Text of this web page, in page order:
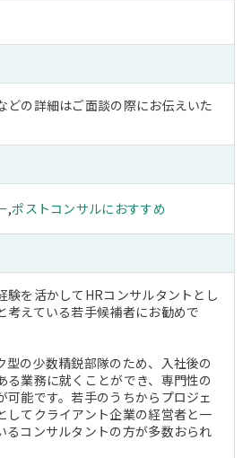
どの詳細はご面談の際にお伝えいた
,ポストコンサルにおすすめ
験を活かしてHRコンサルタントとし
考えている若手候補者にお勧めで
型の少数精鋭部隊のため、入社後の
る業務に就くことができ、専門性の
可能です。若手のうちからプロジェ
してクライアント企業の経営者と一
るコンサルタントの方が多数おられ